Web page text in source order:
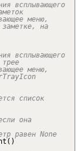
всплывающего
меню,
на
всплывающего
меню,
список
она
равен None
( )